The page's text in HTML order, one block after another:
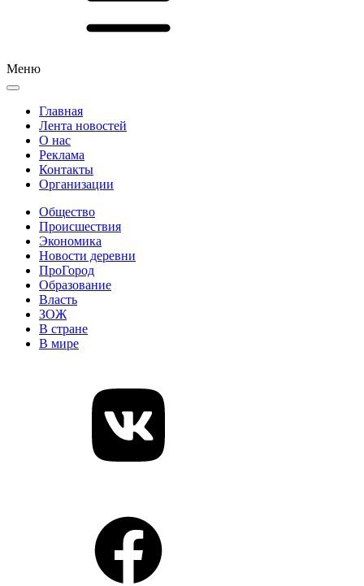
Меню
Главная
Лента новостей
О нас
Реклама
Контакты
Организации
Общество
Происшествия
Экономика
Новости деревни
ПроГород
Образование
Власть
ЗОЖ
В стране
В мире